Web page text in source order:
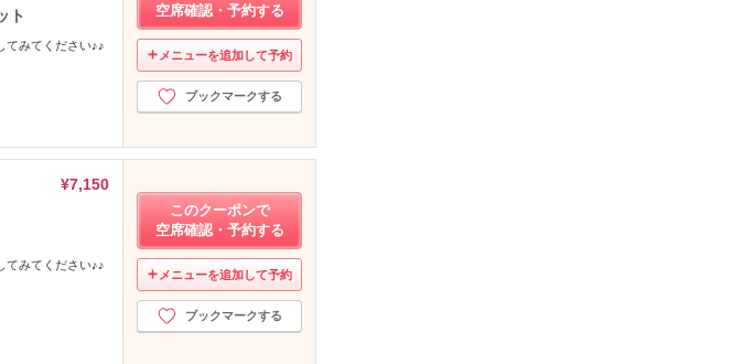
ト
てみてください♪♪
空席確認・予約する
メニューを追加して予約
ブックマークする
¥7,150
てみてください♪♪
このクーポンで
空席確認・予約する
メニューを追加して予約
ブックマークする